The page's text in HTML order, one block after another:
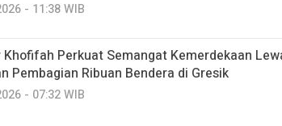
- 11:38 WIB
Khofifah Perkuat Semangat Kemerdekaan
Pembagian Ribuan Bendera di Gresik
- 07:32 WIB